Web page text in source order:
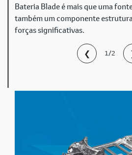
Bateria Blade é mais que uma
também um componente
forças significativas.
❮ 1/2